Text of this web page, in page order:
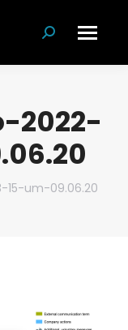
Suchen:
2022-
15-um-09.06.20